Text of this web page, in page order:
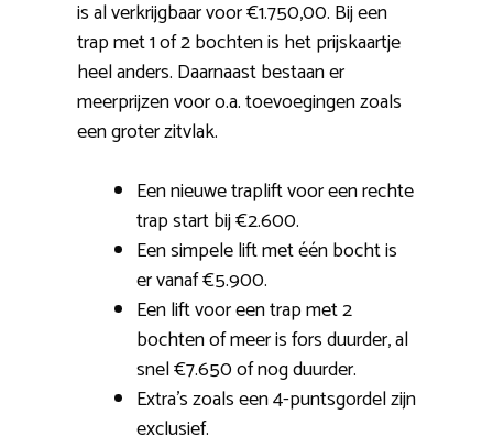
is al verkrijgbaar voor €1.750,00. Bij een
trap met 1 of 2 bochten is het prijskaartje
heel anders. Daarnaast bestaan er
meerprijzen voor o.a. toevoegingen zoals
een groter zitvlak.
Een nieuwe traplift voor een rechte
trap start bij €2.600.
Een simpele lift met één bocht is
er vanaf €5.900.
Een lift voor een trap met 2
bochten of meer is fors duurder, al
snel €7.650 of nog duurder.
Extra’s zoals een 4-puntsgordel zijn
exclusief.